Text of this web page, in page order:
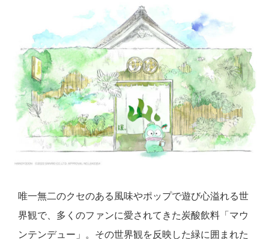
唯一無二のクセのある風味やポップで遊び心溢れる世
界観で、多くのファンに愛されてきた炭酸飲料「マウ
ンテンデュー」。その世界観を反映した緑に囲まれた